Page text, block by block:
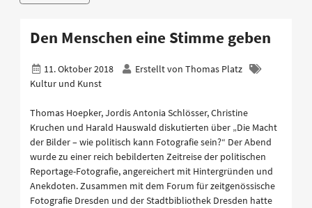
Den Menschen eine Stimme geben
11. Oktober 2018 Erstellt von Thomas Platz
Kultur und Kunst
Thomas Hoepker, Jordis Antonia Schlösser, Christine
Kruchen und Harald Hauswald diskutierten über „Die Macht
der Bilder – wie politisch kann Fotografie sein?“ Der Abend
wurde zu einer reich bebilderten Zeitreise der politischen
Reportage-Fotografie, angereichert mit Hintergründen und
Anekdoten. Zusammen mit dem Forum für zeitgenössische
Fotografie Dresden und der Stadtbibliothek Dresden hatte